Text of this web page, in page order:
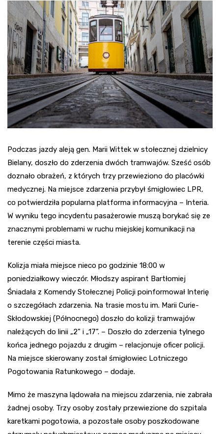
Podczas jazdy aleją gen. Marii Wittek w stołecznej dzielnicy
Bielany, doszło do zderzenia dwóch tramwajów. Sześć osób
doznało obrażeń, z których trzy przewieziono do placówki
medycznej. Na miejsce zdarzenia przybył śmigłowiec LPR,
co potwierdziła popularna platforma informacyjna – Interia.
W wyniku tego incydentu pasażerowie muszą borykać się ze
znacznymi problemami w ruchu miejskiej komunikacji na
terenie części miasta.
Kolizja miała miejsce nieco po godzinie 18:00 w
poniedziałkowy wieczór. Młodszy aspirant Bartłomiej
Śniadała z Komendy Stołecznej Policji poinformował Interię
o szczegółach zdarzenia. Na trasie mostu im. Marii Curie-
Skłodowskiej (Północnego) doszło do kolizji tramwajów
należących do linii „2” i „17”. – Doszło do zderzenia tylnego
końca jednego pojazdu z drugim – relacjonuje oficer policji.
Na miejsce skierowany został śmigłowiec Lotniczego
Pogotowania Ratunkowego – dodaje.
Mimo że maszyna lądowała na miejscu zdarzenia, nie zabrała
żadnej osoby. Trzy osoby zostały przewiezione do szpitala
karetkami pogotowia, a pozostałe osoby poszkodowane